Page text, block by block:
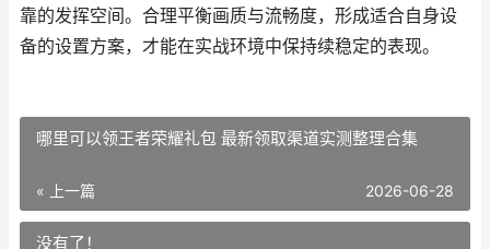
靠的发挥空间。合理平衡画质与流畅度，形成适合自身设
备的设置方案，才能在实战环境中保持续稳定的表现。
哪里可以领王者荣耀礼包 最新领取渠道实测整理合集
« 上一篇 2026-06-28
没有了！